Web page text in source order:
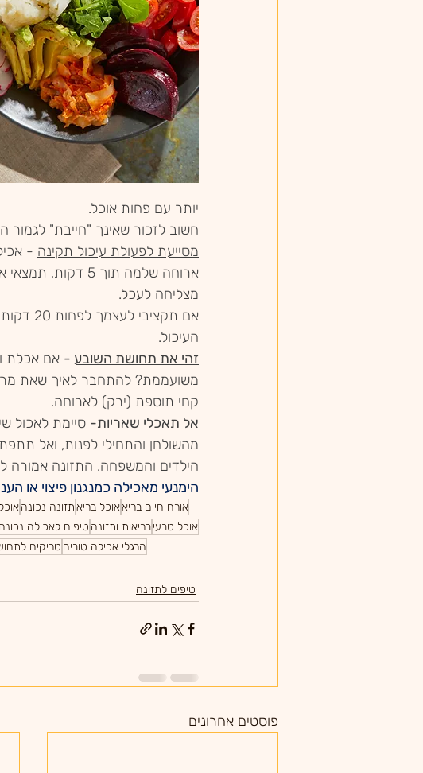
יותר עם פחות אוכל.
חשוב לזכור שאינך "חייבת" לגמור הכול
מסייעת לפעולת עיכול תקינה -
ארוחה שלמה תוך
מצליחה לעכל.
אם
העיכול.
זהי את תחושת השובע - אם אכלת
משועממת? להתחבר לאיך שאת
קחי תוספת (ירק) לארוחה.
אל תאכלי שאריות- סיימת לאכול
מהשולחן והתחילי לפנות, ואל
הילדים והמשפחה. התזונה אמורה
הימנעי מאכילה כמנגנון פיצוי או
אורח חיים בריאאוכל בריאתזונה נכונה
אוכל טבעיבריאות ותזונה טיפים לאכילה נכונה
הרגלי אכילה טובים טריקים
טיפים לתזונה
פוסטים אחרונים